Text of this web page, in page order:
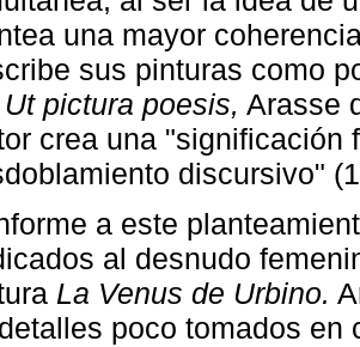
una mayor
sus pinturas como
Ut pictura poesis, Arasse
crea una "significación
discursivo"
a este
al desnudo
La Venus de Urbino.
poco tomados